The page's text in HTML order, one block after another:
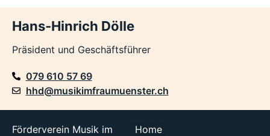
Hans-Hinrich Dölle
Präsident und Geschäftsführer
079 610 57 69
hhd@musikimfraumuenster.ch
Förderverein Musik im
Home